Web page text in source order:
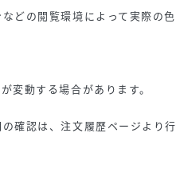
どの閲覧環境によって実際の色
変動する場合があります。
確認は、注文履歴ページより行